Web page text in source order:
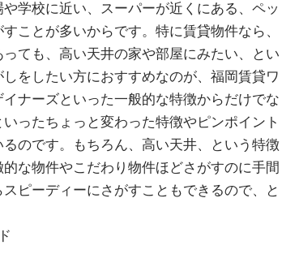
学校に近い、スーパーが近くにある、ペッ
ことが多いからです。特に賃貸物件なら、
ても、高い天井の家や部屋にみたい、とい
をしたい方におすすめなのが、福岡賃貸ワ
ナーズといった一般的な特徴からだけでな
ったちょっと変わった特徴やピンポイント
のです。もちろん、高い天井、という特徴
な物件やこだわり物件ほどさがすのに手間
ピーディーにさがすこともできるので、と